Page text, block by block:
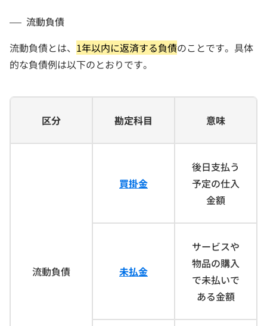
流動負債
流動負債とは、 1年以内に返済する負債のことです。具体
的な負債例は以下のとおりです。
区分 勘定科目 意味
流動負債
買掛金
後日支払う
予定の仕入
金額
未払金
サービスや
物品の購入
で未払いで
ある金額